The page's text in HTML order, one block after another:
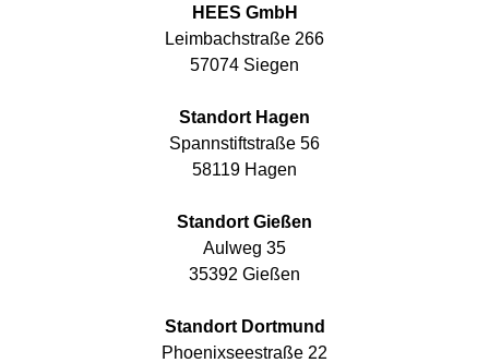
HEES GmbH
Leimbachstraße 266
57074 Siegen
Standort Hagen
Spannstiftstraße 56
58119 Hagen
Standort Gießen
Aulweg 35
35392 Gießen
Standort Dortmund
Phoenixseestraße 22